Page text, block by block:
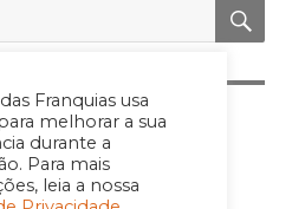
Franquias usa
melhorar a sua
durante a
Para mais
leia a nossa
para a